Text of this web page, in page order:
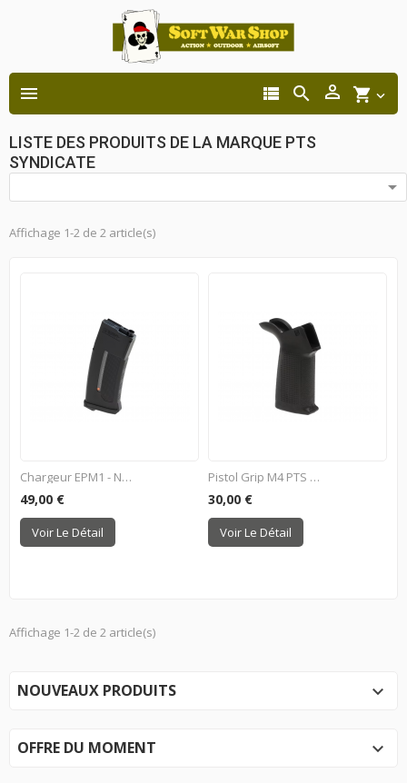
 shopping_cart 



LISTE DES PRODUITS DE LA MARQUE PTS
SYNDICATE

Affichage 1-2 de 2 article(s)
Chargeur EPM1 - Noir
49,00 €
Voir Le Détail
Pistol Grip M4 PTS EPG
30,00 €
Voir Le Détail
Affichage 1-2 de 2 article(s)
NOUVEAUX PRODUITS 
OFFRE DU MOMENT 